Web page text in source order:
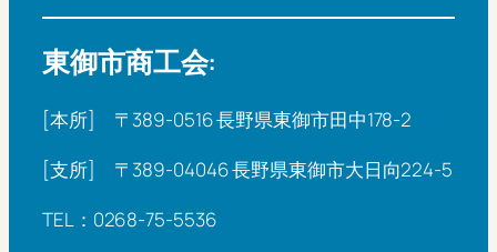
東御市商工会:
[本所] 〒389-0516 長野県東御市田中178-2
[支所] 〒389-04046 長野県東御市大日向224-5
TEL：0268-75-5536